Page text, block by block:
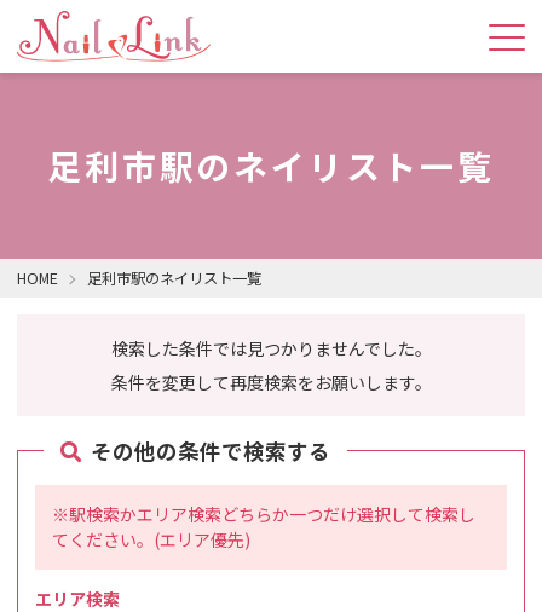
足利市駅のネイリスト一覧
HOME 足利市駅のネイリスト一覧
検索した条件では見つかりませんでした。
条件を変更して再度検索をお願いします。
その他の条件で検索する
※駅検索かエリア検索どちらか一つだけ選択して検索し
てください。(エリア優先)
エリア検索